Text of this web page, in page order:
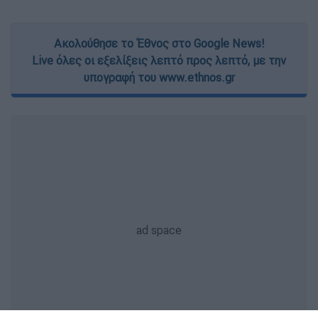
Ακολούθησε το Έθνος στο Google News!
Live όλες οι εξελίξεις λεπτό προς λεπτό, με την
υπογραφή του www.ethnos.gr